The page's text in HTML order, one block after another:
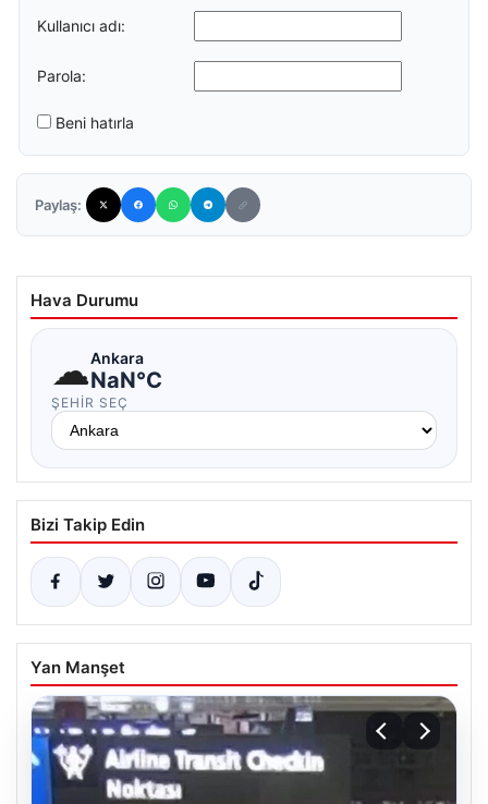
Kullanıcı adı:
Parola:
Beni hatırla
Paylaş:
Hava Durumu
☁Ankara
NaN°C
ŞEHIR SEÇ
Bizi Takip Edin
Yan Manşet